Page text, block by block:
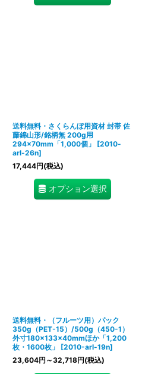
送料無料・さくらんぼ用資材 封帯 佐
藤錦山形/銘柄無 200g用
294×70mm「1,000個」
[2010-
arl-26n]
17,444円(税込)
オプション選択
送料無料・（フルーツ用）パック
350g（PET-15）/500g（450-1）
外寸180×133×40mmほか「1,200
枚・1600枚」
[2010-arl-19n]
23,604円 ～32,718円(税込)